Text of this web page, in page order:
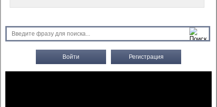
Войти Регистрация